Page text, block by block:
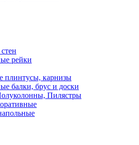
рейки
плинтусы, карнизы
балки, брус и доски
Пилястры